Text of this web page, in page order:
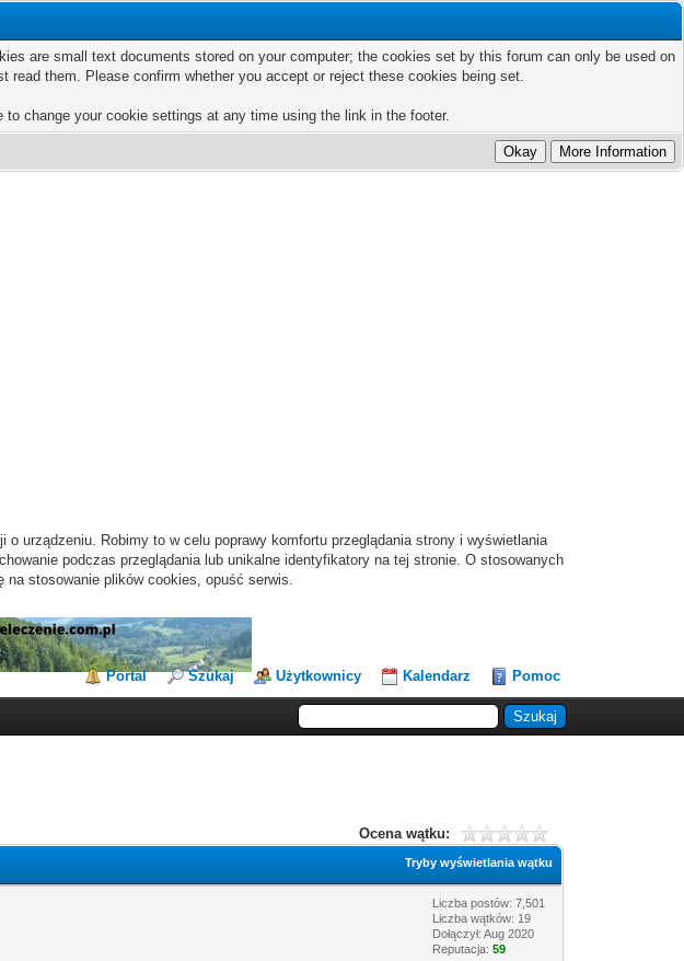
are small text documents stored on your computer; the cookies set by this forum can only be used on
them. Please confirm whether you accept or reject these cookies being set.
change your cookie settings at any time using the link in the footer.
urządzeniu. Robimy to w celu poprawy komfortu przeglądania strony i wyświetlania
podczas przeglądania lub unikalne identyfikatory na tej stronie. O stosowanych
na stosowanie plików cookies, opuść serwis.
Portal Szukaj Użytkownicy Kalendarz Pomoc
Ocena wątku:
Tryby wyświetlania wątku
Liczba postów: 7,501
Liczba wątków: 19
Dołączył: Aug 2020
Reputacja:59